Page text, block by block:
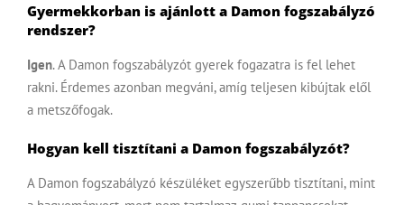
Gyermekkorban is ajánlott a Damon fogszabályzó
rendszer?
Igen. A Damon fogszabályzót gyerek fogazatra is fel lehet
rakni.Érdemes azonban megváni, amíg teljesen kibújtak elől
a metszőfogak.
Hogyan kell tisztítani a Damon fogszabályzót?
A Damon fogszabályzó készüléket egyszerűbb tisztítani, mint